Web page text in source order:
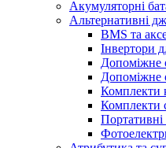
Акумуляторні
Альтернативні
BMS та
Інвертори
Допоміжне
Допоміжне
Комплекти
Комплекти
Портативні